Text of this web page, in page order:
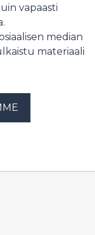
vapaasti
median
materiaali